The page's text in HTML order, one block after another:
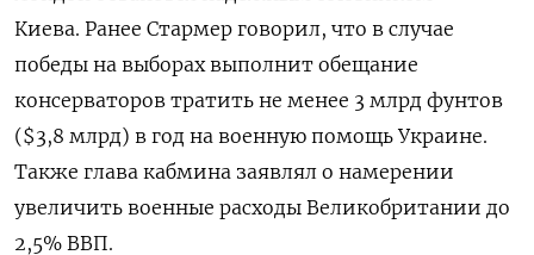
Киева. Ранее Стармер говорил, что в случае
победы на выборах выполнит обещание
консерваторов тратить не менее 3 млрд фунтов
($3,8 млрд) в год на военную помощь Украине.
Также глава кабмина заявлял о намерении
увеличить военные расходы Великобритании до
2,5% ВВП.